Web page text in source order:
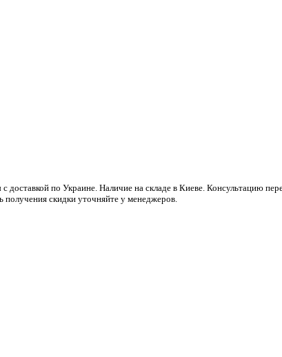
по Украине. Наличие на складе в Киеве. Консультацию
скидки уточняйте у менеджеров.